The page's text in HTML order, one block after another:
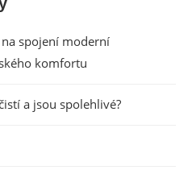
spojení moderní
komfortu
a jsou spolehlivé?